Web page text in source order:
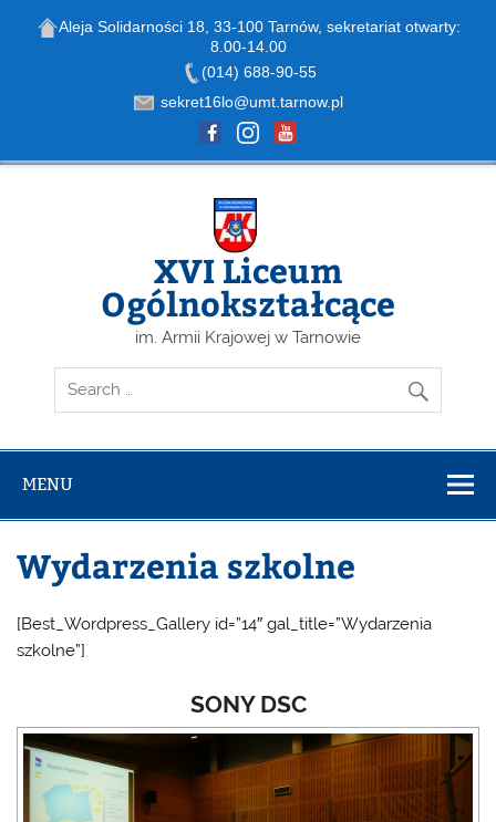
Aleja Solidarności 18, 33-100 Tarnów, sekretariat otwarty:
8.00-14.00
(014) 688-90-55
sekret16lo@umt.tarnow.pl
Skip
XVI Liceum
Ogólnokształcące
im. Armii Krajowej w Tarnowie
MENU
Wydarzenia szkolne
[Best_Wordpress_Gallery id=”14″ gal_title=”Wydarzenia
szkolne”]
SONY DSC